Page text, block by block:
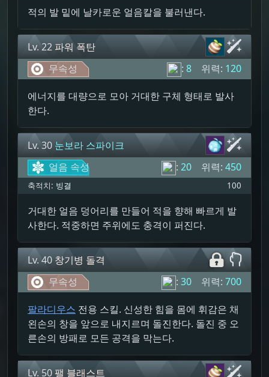
적의 발 밑에 날카로운 얼음칼을 불러낸다.
Lv. 22 파워 폭탄
무속성
: 8 위력: 120
에너지를 대량으로 모아 거대한 구체 형태로 발사
한다.
Lv. 30 눈보라 스파이크
얼음 속성
: 20 위력: 450
축적치: 빙결 100
거대한 얼음 덩어리를 만들어 적을 향해 빠르게 발
사한다. 적중하면 주위에도 충격이 퍼진다.
Lv. 40 창기병 돌격
무속성
: 30 위력: 700
팔라디우스 전용 스킬. 신성한 힘을 몸에 휘감은 채
왼손의 창을 앞으로 내지르며 돌진한다. 돌진 중 오
른손의 방패로 모든 공격을 막는다.
Lv. 50팰 블래스트